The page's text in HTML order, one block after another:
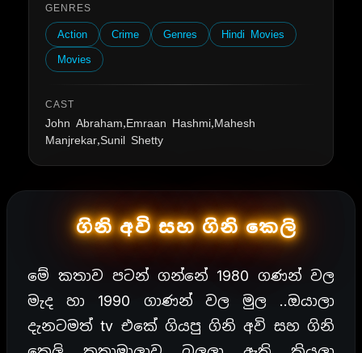
GENRES
Action Crime Genres
Hindi Movies
Movies
CAST
John Abraham,Emraan Hashmi,Mahesh
Manjrekar,Sunil Shetty
ගිනි අවි සහ ගිනි කෙලි
මේ කතාව පටන් ගන්නේ 1980 ගණන් වල
මැද හා 1990 ගාණන් වල මුල ..ඔයාලා
දැනටමත් tv එකේ ගියපු ගිනි අවි සහ ගිනි